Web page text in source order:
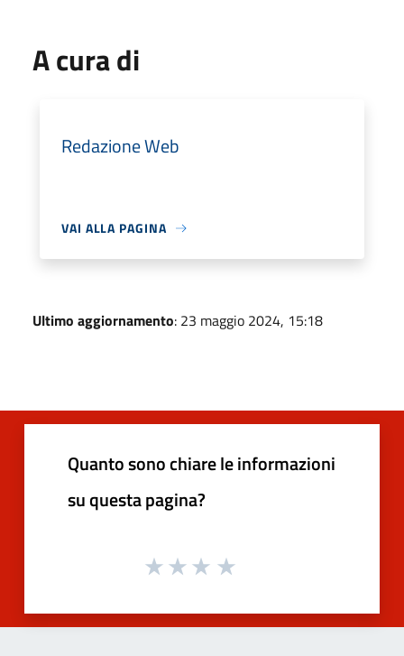
A cura di
Redazione Web
VAI ALLA PAGINA
Ultimo aggiornamento: 23 maggio 2024, 15:18
Quanto sono chiare le informazioni
su questa pagina?